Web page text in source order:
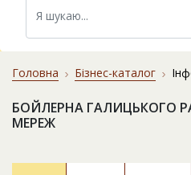
Головна Бізнес-каталог
БОЙЛЕРНА ГАЛИЦЬКОГО
МЕРЕЖ